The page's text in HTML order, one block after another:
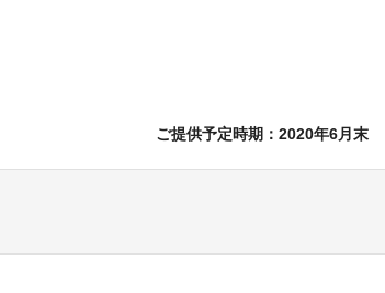
ご提供予定時期：2020年6月末